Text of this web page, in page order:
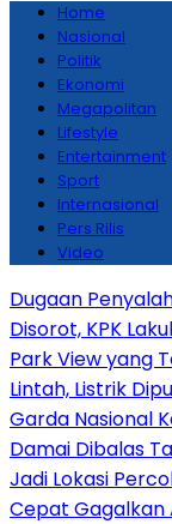
Home
Nasional
Politik
Ekonomi
Megapolitan
Lifestyle
Entertainment
Sport
Internasional
Pers Rilis
Video
Dugaan
Disorot, KPK
Park View yang
Lintah, Listrik
Garda Nasional
Damai Dibalas
Jadi Lokasi
Cepat Gagalkan